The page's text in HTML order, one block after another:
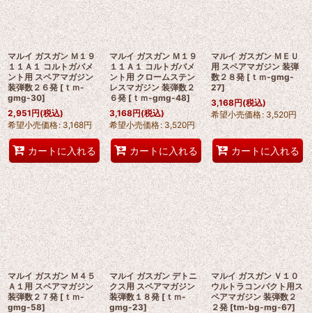
マルイ ガスガン Ｍ１９
１１Ａ１ コルトガバメ
ント用 スペアマガジン
装弾数２６発 [ｔｍ-
gmg-30]
2,951円(税込)
希望小売価格: 3,168円
カートに入れる
マルイ ガスガン Ｍ１９
１１Ａ１ コルトガバメ
ント用 クロームステン
レスマガジン 装弾数２
６発 [ｔｍ-gmg-48]
3,168円(税込)
希望小売価格: 3,520円
カートに入れる
マルイ ガスガン ＭＥＵ
用 スペアマガジン 装弾
数２８発 [ｔｍ-gmg-
27]
3,168円(税込)
希望小売価格: 3,520円
カートに入れる
マルイ ガスガン Ｍ４５
Ａ１用 スペアマガジン
装弾数２７発 [ｔｍ-
gmg-58]
マルイ ガスガン デトニ
クス用 スペアマガジン
装弾数１８発 [ｔｍ-
gmg-23]
マルイ ガスガン Ｖ１０
ウルトラコンパクト用ス
ペアマガジン 装弾数２
２発 [tm-bg-mg-67]